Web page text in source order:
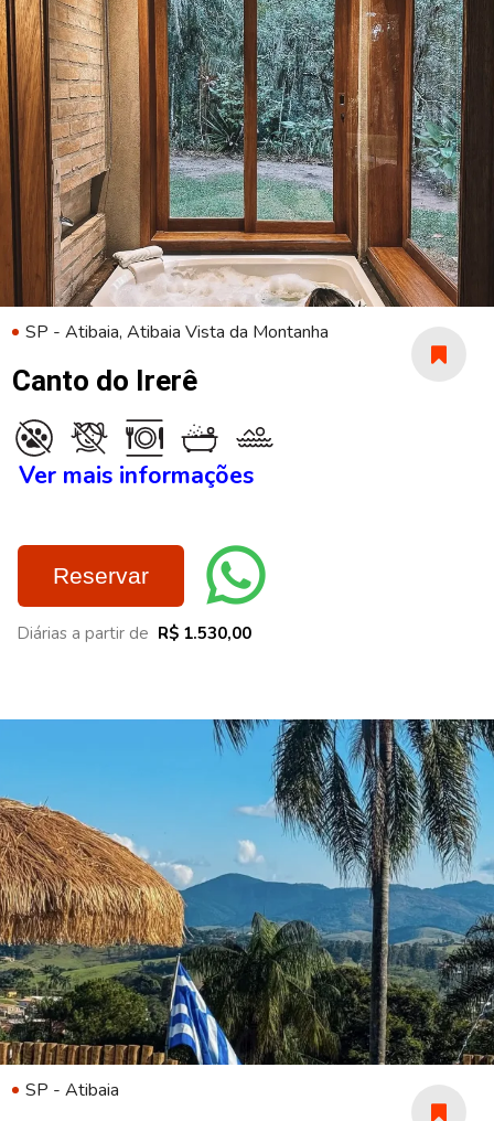
SP - Atibaia, Atibaia Vista da Montanha
Canto do Irerê
Ver mais informações
Reservar
Diárias a partir de R$ 1.530,00
SP - Atibaia